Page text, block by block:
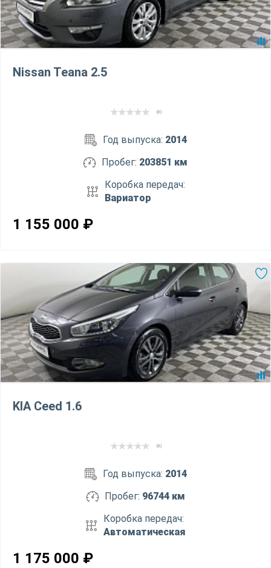
Nissan Teana 2.5
(0)
Год выпуска: 2014
Пробег: 203851 км
Коробка передач:
Вариатор
1 155 000 ₽
KIA Ceed 1.6
(0)
Год выпуска: 2014
Пробег: 96744 км
Коробка передач:
Автоматическая
1 175 000 ₽